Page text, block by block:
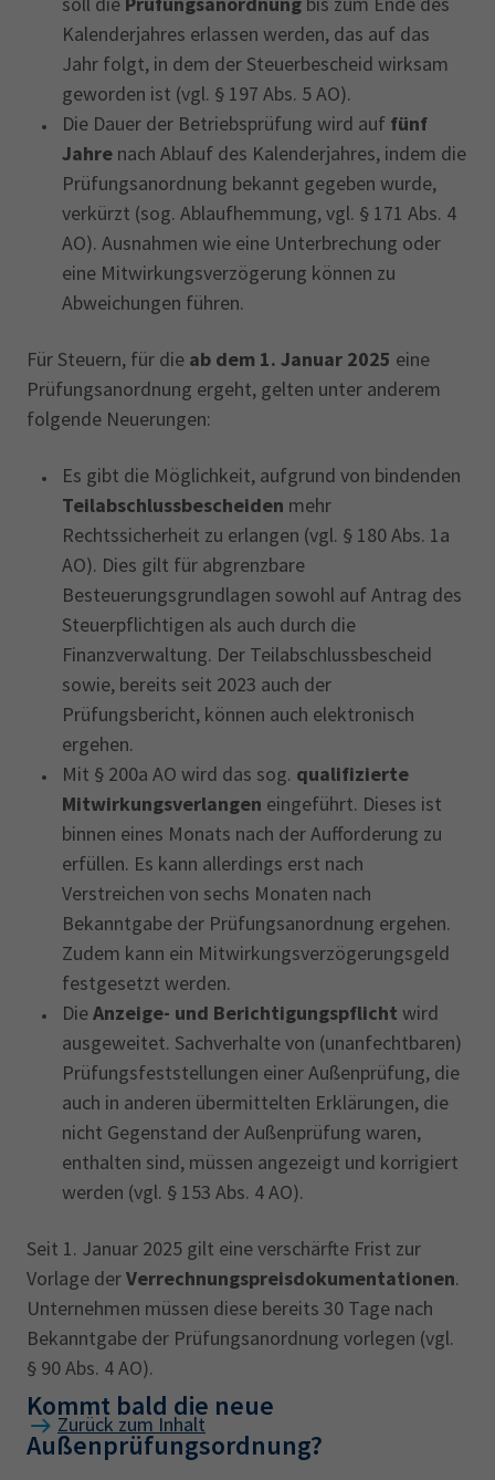
Kalenderjahres erlassen werden, das auf das
Jahr folgt, in dem der Steuerbescheid wirksam
geworden ist (vgl. § 197 Abs. 5 AO).
Die Dauer der Betriebsprüfung wird auf fünf
Jahre nach Ablauf des Kalenderjahres, indem die
Prüfungsanordnung bekannt gegeben wurde,
verkürzt (sog. Ablaufhemmung, vgl. § 171 Abs. 4
AO). Ausnahmen wie eine Unterbrechung oder
eine Mitwirkungsverzögerung können zu
Abweichungen führen.
Für Steuern, für die ab dem 1. Januar 2025 eine
Prüfungsanordnung ergeht, gelten unter anderem
folgende Neuerungen:
Es gibt die Möglichkeit, aufgrund von bindenden
Teilabschlussbescheiden mehr
Rechtssicherheit zu erlangen (vgl. § 180 Abs. 1a
AO). Dies gilt für abgrenzbare
Besteuerungsgrundlagen sowohl auf Antrag des
Steuerpflichtigen als auch durch die
Finanzverwaltung. Der Teilabschlussbescheid
sowie, bereits seit 2023 auch der
Prüfungsbericht, können auch elektronisch
ergehen.
Mit § 200a AO wird das sog. qualifizierte
Mitwirkungsverlangen eingeführt. Dieses ist
binnen eines Monats nach der Aufforderung zu
erfüllen. Es kann allerdings erst nach
Verstreichen von sechs Monaten nach
Bekanntgabe der Prüfungsanordnung ergehen.
Zudem kann ein Mitwirkungsverzögerungsgeld
festgesetzt werden.
DieAnzeige- und Berichtigungspflicht wird
ausgeweitet. Sachverhalte von (unanfechtbaren)
Prüfungsfeststellungen einer Außenprüfung, die
auch in anderen übermittelten Erklärungen, die
nicht Gegenstand der Außenprüfung waren,
enthalten sind, müssen angezeigt und korrigiert
werden (vgl. § 153 Abs. 4 AO).
Seit 1. Januar 2025 gilt eine verschärfte Frist zur
Vorlage derVerrechnungspreisdokumentationen.
Unternehmen müssen diese bereits 30 Tage nach
Bekanntgabe der Prüfungsanordnung vorlegen (vgl.
§ 90 Abs. 4 AO).
Zurück zum Inhalt
Kommt bald die neue
Außenprüfungsordnung?